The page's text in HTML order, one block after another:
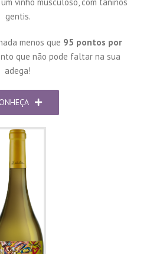
gentis.
menos que 95 pontos por
que não pode faltar na sua
adega!